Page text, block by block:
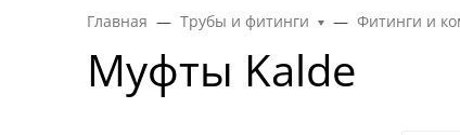
Главная Трубы и фитинги Фитинги и
Муфты Kalde